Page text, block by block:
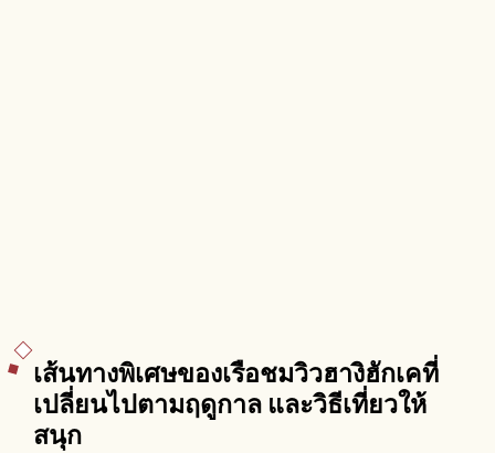
เส้นทางพิเศษของเรือชมวิวฮางิฮักเคที่
เปลี่ยนไปตามฤดูกาล และวิธีเที่ยวให้
สนุก